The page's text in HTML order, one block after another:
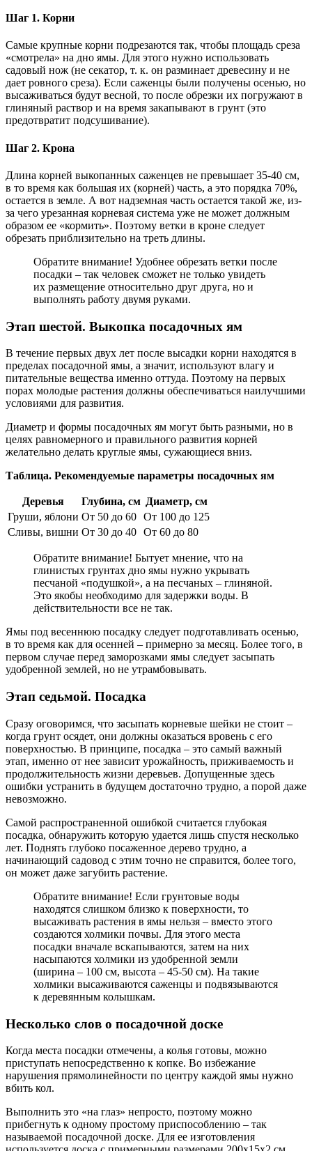
Шаг 1. Корни
Самые крупные корни подрезаются так, чтобы площадь среза
«смотрела» на дно ямы. Для этого нужно использовать
садовый нож (не секатор, т. к. он разминает древесину и не
дает ровного среза). Если саженцы были получены осенью, но
высаживаться будут весной, то после обрезки их погружают в
глиняный раствор и на время закапывают в грунт (это
предотвратит подсушивание).
Шаг 2. Крона
Длина корней выкопанных саженцев не превышает 35-40 см,
в то время как большая их (корней) часть, а это порядка 70%,
остается в земле. А вот надземная часть остается такой же, из-
за чего урезанная корневая система уже не может должным
образом ее «кормить». Поэтому ветки в кроне следует
обрезать приблизительно на треть длины.
Обратите внимание! Удобнее обрезать ветки после
посадки – так человек сможет не только увидеть
их размещение относительно друг друга, но и
выполнять работу двумя руками.
Этап шестой. Выкопка посадочных ям
В течение первых двух лет после высадки корни находятся в
пределах посадочной ямы, а значит, используют влагу и
питательные вещества именно оттуда. Поэтому на первых
порах молодые растения должны обеспечиваться наилучшими
условиями для развития.
Диаметр и формы посадочных ям могут быть разными, но в
целях равномерного и правильного развития корней
желательно делать круглые ямы, сужающиеся вниз.
Таблица. Рекомендуемые параметры посадочных ям
Деревья Глубина, см Диаметр, см
Груши, яблони От 50 до 60 От 100 до 125
Сливы, вишни От 30 до 40 От 60 до 80
Обратите внимание! Бытует мнение, что на
глинистых грунтах дно ямы нужно укрывать
песчаной «подушкой», а на песчаных – глиняной.
Это якобы необходимо для задержки воды. В
действительности все не так.
Ямы под весеннюю посадку следует подготавливать осенью,
в то время как для осенней – примерно за месяц. Более того, в
первом случае перед заморозками ямы следует засыпать
удобренной землей, но не утрамбовывать.
Этап седьмой. Посадка
Сразу оговоримся, что засыпать корневые шейки не стоит –
когда грунт осядет, они должны оказаться вровень с его
поверхностью. В принципе, посадка – это самый важный
этап, именно от нее зависит урожайность, приживаемость и
продолжительность жизни деревьев. Допущенные здесь
ошибки устранить в будущем достаточно трудно, а порой даже
невозможно.
Самой распространенной ошибкой считается глубокая
посадка, обнаружить которую удается лишь спустя несколько
лет. Поднять глубоко посаженное дерево трудно, а
начинающий садовод с этим точно не справится, более того,
он может даже загубить растение.
Обратите внимание! Если грунтовые воды
находятся слишком близко к поверхности, то
высаживать растения в ямы нельзя – вместо этого
создаются холмики почвы. Для этого места
посадки вначале вскапываются, затем на них
насыпаются холмики из удобренной земли
(ширина – 100 см, высота – 45-50 см). На такие
холмики высаживаются саженцы и подвязываются
к деревянным колышкам.
Несколько слов о посадочной доске
Когда места посадки отмечены, а колья готовы, можно
приступать непосредственно к копке. Во избежание
нарушения прямолинейности по центру каждой ямы нужно
вбить кол.
Выполнить это «на глаз» непросто, поэтому можно
прибегнуть к одному простому приспособлению – так
называемой посадочной доске. Для ее изготовления